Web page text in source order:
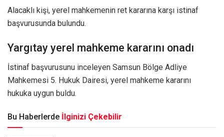
Alacaklı kişi, yerel mahkemenin ret kararına karşı istinaf
başvurusunda bulundu.
Yargıtay yerel mahkeme kararını onadı
İstinaf başvurusunu inceleyen Samsun Bölge Adliye
Mahkemesi 5. Hukuk Dairesi, yerel mahkeme kararını
hukuka uygun buldu.
Bu Haberlerde İlginizi Çekebilir